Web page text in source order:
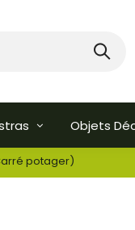
Objets
potager)